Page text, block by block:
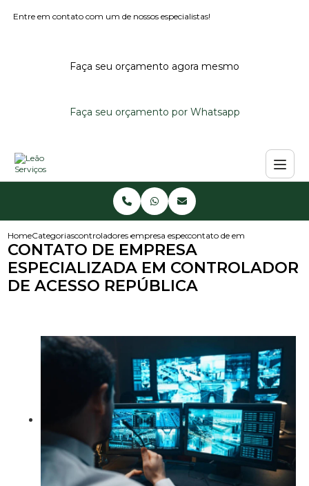
Entre em contato com um de nossos especialistas!
Faça seu orçamento agora mesmo
Faça seu orçamento por Whatsapp
HomeCategoriascontroladores de acessoempresa especialista em controlador de
contato de empresa
CONTATO DE EMPRESA
ESPECIALIZADA EM CONTROLADOR
DE ACESSO REPÚBLICA